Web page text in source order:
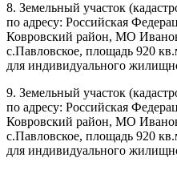
8. Земельный участок
по адресу: Российская
Ковровский район, МО
с.Павловское, площадь 920
для индивидуального
9. Земельный участок
по адресу: Российская
Ковровский район, МО
с.Павловское, площадь 920
для индивидуального